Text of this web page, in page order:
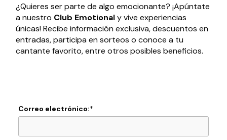
¿Quieres ser parte de algo emocionante? ¡Apúntate
a nuestro Club Emotionaly vive experiencias
únicas! Recibe información exclusiva, descuentos en
entradas, participa en sorteos o conoce a tu
cantante favorito, entre otros posibles beneficios.
Correo electrónico:*